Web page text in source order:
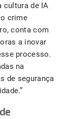
cultura de IA
crime
conta com
a inovar
processo.
na
de segurança